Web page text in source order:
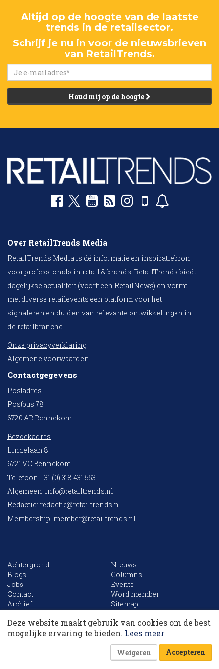
Altijd op de hoogte van de laatste
trends in de retailsector.
Schrijf je nu in voor de nieuwsbrieven
van RetailTrends.
Houd mij op de hoogte
Over RetailTrends Media
RetailTrends Media is dé informatie en inspiratiebron
voor professionals in retail & brands. RetailTrends biedt
dagelijkse actualiteit (voorheen RetailNews) en vormt
met diverse retailevents een platform voor het
signaleren en duiden van relevante ontwikkelingen in
de retailbranche.
Onze privacyverklaring
Algemene voorwaarden
Contactgegevens
Postadres
Postbus 78
6720 AB Bennekom
Bezoekadres
Lindelaan 8
6721 VC Bennekom
Telefoon: +31 (0) 318 431 553
Algemeen: info@retailtrends.nl
Redactie: redactie@retailtrends.nl
Membership: member@retailtrends.nl
Achtergrond
Nieuws
Blogs
Columns
Jobs
Events
Contact
Word member
Archief
Sitemap
Website is powered by
Deze website maakt gebruik van cookies om de best
mogelijke ervaring te bieden. Lees meer
Weigeren Accepteren
Korting op events